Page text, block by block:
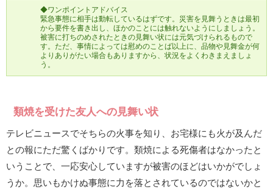
◆ワンポイントアドバイス
緊急事態に相手は動転しているはずです。災害を見舞うときは最初
から要件を書き出し、ほかのことには触れないようにしましょう。
被害に打ちのめされたときの見舞い状には元気づけられるもので
す。ただ、事情によっては慰めのことば以上に、品物や見舞金が何
よりありがたい場合もありますから、状況をよくわきまえましょ
う。
類焼を受けた友人への見舞い状
テレビニュースでそちらの火事を知り、お宅様にも火が及んだ
との報にただ驚くばかりです。類焼による死傷者はなかったと
いうことで、一応安心していますが被害のほどはいかがでしょ
うか。思いもかけぬ事態に力を落とされているのではないかと